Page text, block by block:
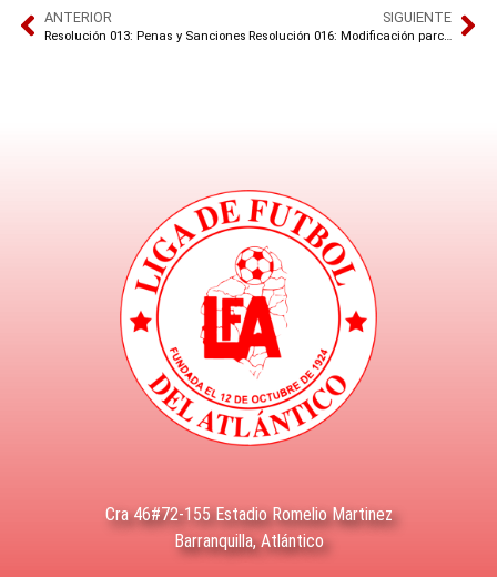
ANTERIOR
Resolución 013: Penas y Sanciones
SIGUIENTE
Resolución 016: Modificación parcial del reglamento (Art 25)
Cra 46#72-155 Estadio Romelio Martinez
Barranquilla, Atlántico